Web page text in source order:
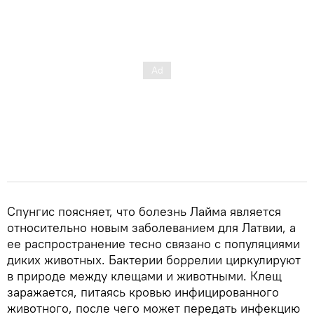
Спунгис поясняет, что болезнь Лайма является
относительно новым заболеванием для Латвии, а
ее распространение тесно связано с популяциями
диких животных. Бактерии боррелии циркулируют
в природе между клещами и животными. Клещ
заражается, питаясь кровью инфицированного
животного, после чего может передать инфекцию